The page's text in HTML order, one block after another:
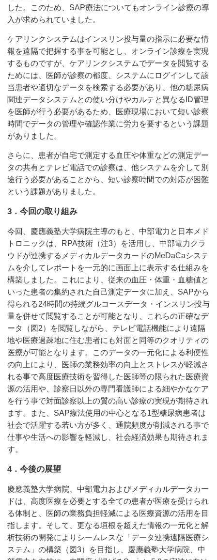
した。このため、SAP療法についてもオンライン診療の導
入が求められていました。
ケアリンクシステムはインスリン投与量の指示に必要な情
報を遠隔で把握する事を可能とし、オンライン診療を実現
するものですが、ケアリンクシステムでデータを閲覧する
ためには、医師が診察の都度、システムにログインして該
当患者や適切なデータを検索する必要があり、他の糖尿病
関連データシステムとの使い分けやカルテと異なるID管理
を医師が行う必要があるため、医療現場において短い診察
時間でデータの管理や確認作業に労力を要するという課題
がありました。
さらに、患者が自宅で測定する血圧や体重などの測定デー
タの共有とテレビ電話での診察は、他システムを介して別
途行う必要があることから、短い診察時間での対応が困難
という課題がありました。
3．今回の取り組み
今回、慶應義塾大学病院主導のもと、中部電力と日本メド
トロニックは、RPA技術（注3）を活用し、中部電力クラ
ウドが連携するメディカルデータカードのMeDaCaシステ
ムを介してレポートを一元的に画面上に表示する仕組みを
構築しました。これにより、従来の血圧・体重・血糖値と
いった患者の集約された自己測定データに加え、SAPから
得られる24時間の持続グルコースデータ・インスリン投与
量を併せて閲覧することが可能となり、これらの正確なデ
ータ（図2）を閲覧しながら、テレビ電話機能により遠隔
地や医療過疎地に住む患者にも対面と同等のクオリティの
医療が可能となります。このデータの一元化による利便性
の向上により、医師の業務効率の向上とストレスが軽減さ
れる事で高度医療技術を習得した医師等の限られた医療資
源の活用や、診察日以外の専門看護師による細やかなケア
を行う事で対面診察以上の質の高い診療の実現が期待され
ます。また、SAP療法使用の中心となる1型糖尿病患者は
社会で活躍する若い方が多く、通院頻度が削減される事で
仕事や生活への影響を軽減し、社会経済効果も期待されま
す。
4．今後の展望
慶應義塾大学病院、中部電力およびメディカルデータカー
ドは、高度医療を必要とする全ての患者が医療を受けられ
る体制と、医師の業務負担軽減による医療資源の活用を目
指します。そして、更なる垣根を超えた情報の一元化と解
析技術の開発によりシームレスな「データ連携遠隔医療シ
ステム」の構築（図3）を目指し、慶應義塾大学病院、中